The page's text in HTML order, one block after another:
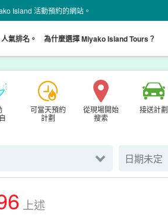
Island 活動預約的網站。
人氣排名。 為什麼選擇 Miyako Island Tours？
可當天預約
計劃
從現場開始
搜索
接送計劃
上述